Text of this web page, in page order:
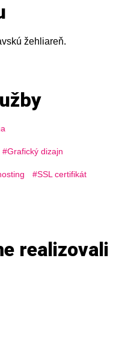
žehliareň.
Grafický dizajn
SSL certifikát
realizovali